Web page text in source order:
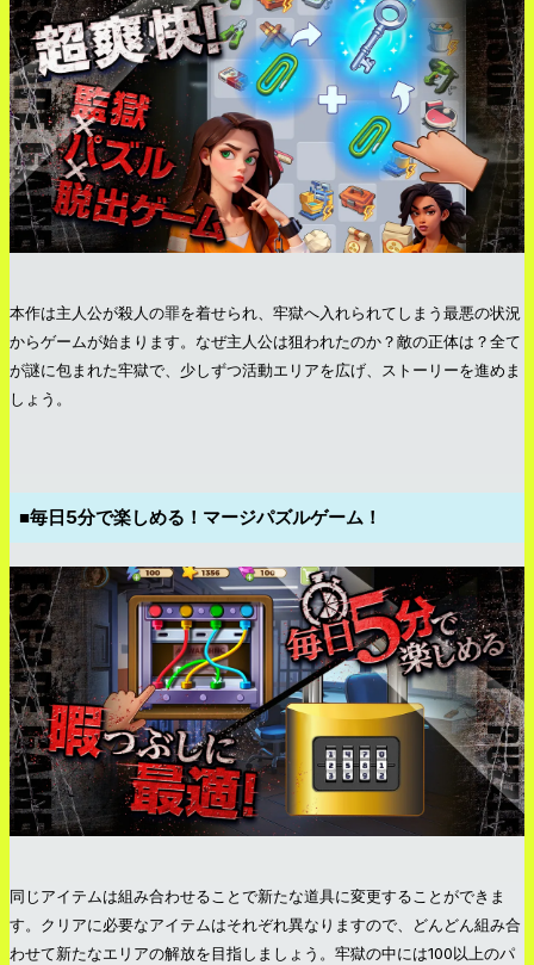
本作は主人公が殺人の罪を着せられ、牢獄へ入れられてしまう最悪の状況
からゲームが始まります。なぜ主人公は狙われたのか？敵の正体は？全て
が謎に包まれた牢獄で、少しずつ活動エリアを広げ、ストーリーを進めま
しょう。
■毎日5分で楽しめる！マージパズルゲーム！
同じアイテムは組み合わせることで新たな道具に変更することができま
す。クリアに必要なアイテムはそれぞれ異なりますので、どんどん組み合
わせて新たなエリアの解放を目指しましょう。牢獄の中には100以上のパ